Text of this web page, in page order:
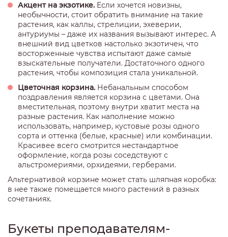
Акцент на экзотике. Если хочется новизны,
необычности, стоит обратить внимание на такие
растения, как каллы, стрелиции, эхеверии,
антуриумы – даже их названия вызывают интерес. А
внешний вид цветков настолько экзотичен, что
восторженные чувства испытают даже самые
взыскательные получатели. Достаточного одного
растения, чтобы композиция стала уникальной.
Цветочная корзина. Небанальным способом
поздравления является корзина с цветами. Она
вместительная, поэтому внутри хватит места на
разные растения. Как наполнение можно
использовать, например, кустовые розы одного
сорта и оттенка (белые, красные) или комбинации.
Красивее всего смотрится нестандартное
оформление, когда розы соседствуют с
альстромериями, орхидеями, герберами.
Альтернативой корзине может стать шляпная коробка:
в нее также помещается много растений в разных
сочетаниях.
Букеты преподавателям-